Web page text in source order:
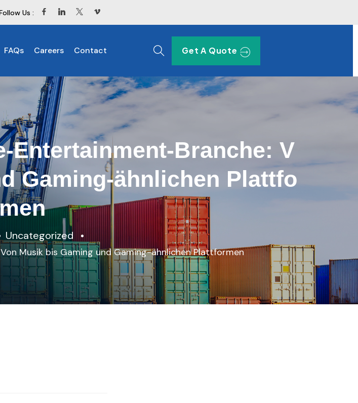
Us :
FAQs Careers Contact Get A Quote
Entertainment-Branche: V
Gaming-ähnlichen Plattfo
Uncategorized
Musik bis Gaming und Gaming-ähnlichen Plattformen